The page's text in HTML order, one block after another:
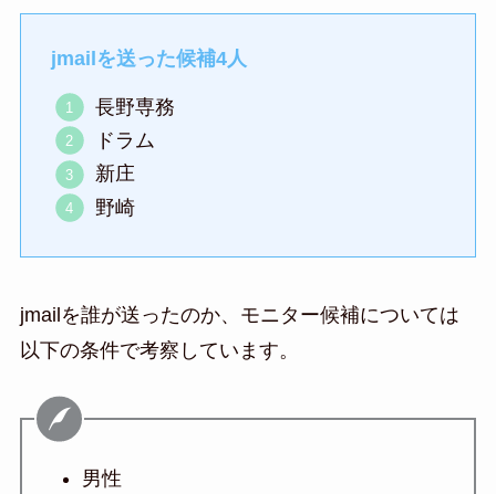
jmailを送った候補4人
長野専務
ドラム
新庄
野崎
jmailを誰が送ったのか、モニター候補については
以下の条件で考察しています。
男性